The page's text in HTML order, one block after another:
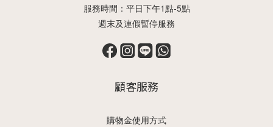
服務時間：平日下午1點-5點
週末及連假暫停服務
顧客服務
購物金使用方式